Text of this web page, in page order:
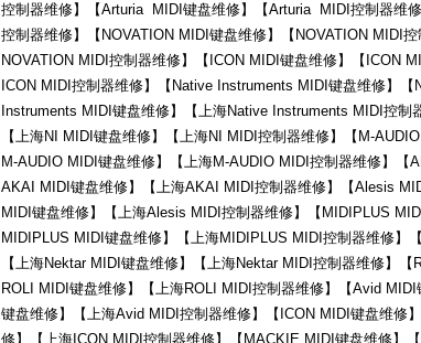
控制器维修】【Arturia MIDI键盘维修】【Arturia MIDI控制器维
控制器维修】【NOVATION MIDI键盘维修】【NOVATION MIDI
NOVATION MIDI控制器维修】【ICON MIDI键盘维修】【ICON
ICON MIDI控制器维修】【Native Instruments MIDI键盘维修】
Instruments MIDI键盘维修】【上海Native Instruments MIDI控制
【上海NI MIDI键盘维修】【上海NI MIDI控制器维修】【M-
M-AUDIO MIDI键盘维修】【上海M-AUDIO MIDI控制器维修】
AKAI MIDI键盘维修】【上海AKAI MIDI控制器维修】【Alesis
MIDI键盘维修】【上海Alesis MIDI控制器维修】【MIDIPLUS
MIDIPLUS MIDI键盘维修】【上海MIDIPLUS MIDI控制器维修】
【上海Nektar MIDI键盘维修】【上海Nektar MIDI控制器维修】
ROLI MIDI键盘维修】【上海ROLI MIDI控制器维修】【Avid
键盘维修】【上海Avid MIDI控制器维修】【ICON MIDI键盘维修
修】【上海ICON MIDI控制器维修】【MACKIE MIDI键盘维修】